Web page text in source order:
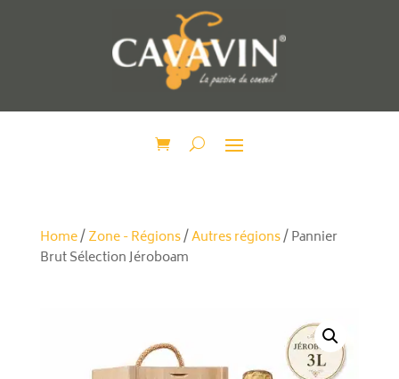
Home/Zone - Régions/Autres régions/ Pannier
Brut Sélection Jéroboam